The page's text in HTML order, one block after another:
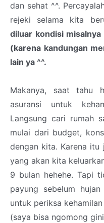
dan sehat ^^.
rejeki selama kita
diluar kondisi
(karena kandungan
lain ya ^^.
Makanya, saat tahu
asuransi untuk
Langsung cari rumah
mulai dari budget,
dengan kita. Karena itu
yang akan kita
9 bulan hehehe. Tapi
payung sebelum
untuk periksa
(saya bisa ngomong